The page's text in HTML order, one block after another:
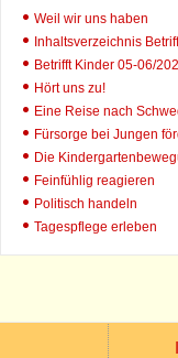
Weil wir uns haben
Inhaltsverzeichnis
Betrifft Kinder 05-06/
Hört uns zu!
Eine Reise nach
Fürsorge bei Jungen
Die
Feinfühlig reagieren
Politisch handeln
Tagespflege erleben